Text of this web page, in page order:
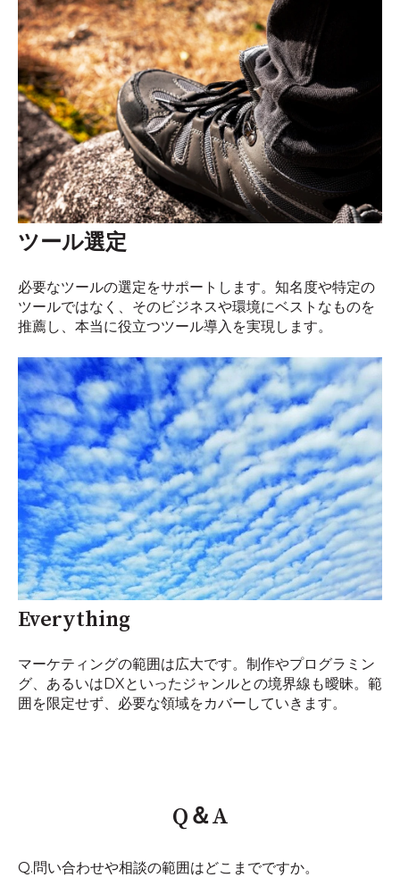
ツール選定
必要なツールの選定をサポートします。知名度や特定の
ツールではなく、そのビジネスや環境にベストなものを
推薦し、本当に役立つツール導入を実現します。
Everything
マーケティングの範囲は広大です。制作やプログラミン
グ、あるいはDXといったジャンルとの境界線も曖昧。範
囲を限定せず、必要な領域をカバーしていきます。
Q＆A
Q.問い合わせや相談の範囲はどこまでですか。